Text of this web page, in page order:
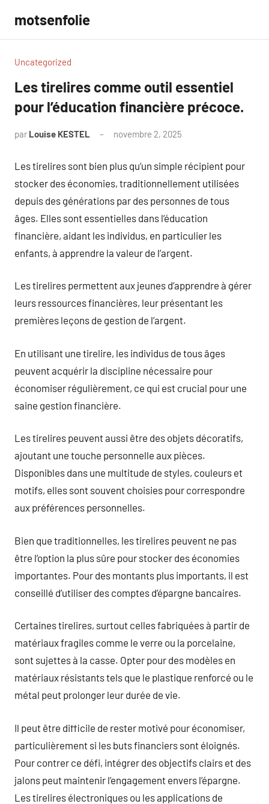
contenu
motsenfolie
Uncategorized
Les tirelires comme outil essentiel
pour l’éducation financière précoce.
par Louise KESTEL novembre 2, 2025
Les tirelires sont bien plus qu’un simple récipient pour
stocker des économies, traditionnellement utilisées
depuis des générations par des personnes de tous
âges. Elles sont essentielles dans l’éducation
financière, aidant les individus, en particulier les
enfants, à apprendre la valeur de l’argent.
Les tirelires permettent aux jeunes d’apprendre à gérer
leurs ressources financières, leur présentant les
premières leçons de gestion de l’argent.
En utilisant une tirelire, les individus de tous âges
peuvent acquérir la discipline nécessaire pour
économiser régulièrement, ce qui est crucial pour une
saine gestion financière.
Les tirelires peuvent aussi être des objets décoratifs,
ajoutant une touche personnelle aux pièces.
Disponibles dans une multitude de styles, couleurs et
motifs, elles sont souvent choisies pour correspondre
aux préférences personnelles.
Bien que traditionnelles, les tirelires peuvent ne pas
être l’option la plus sûre pour stocker des économies
importantes. Pour des montants plus importants, il est
conseillé d’utiliser des comptes d’épargne bancaires.
Certaines tirelires, surtout celles fabriquées à partir de
matériaux fragiles comme le verre ou la porcelaine,
sont sujettes à la casse. Opter pour des modèles en
matériaux résistants tels que le plastique renforcé ou le
métal peut prolonger leur durée de vie.
Il peut être difficile de rester motivé pour économiser,
particulièrement si les buts financiers sont éloignés.
Pour contrer ce défi, intégrer des objectifs clairs et des
jalons peut maintenir l’engagement envers l’épargne.
Les tirelires électroniques ou les applications de